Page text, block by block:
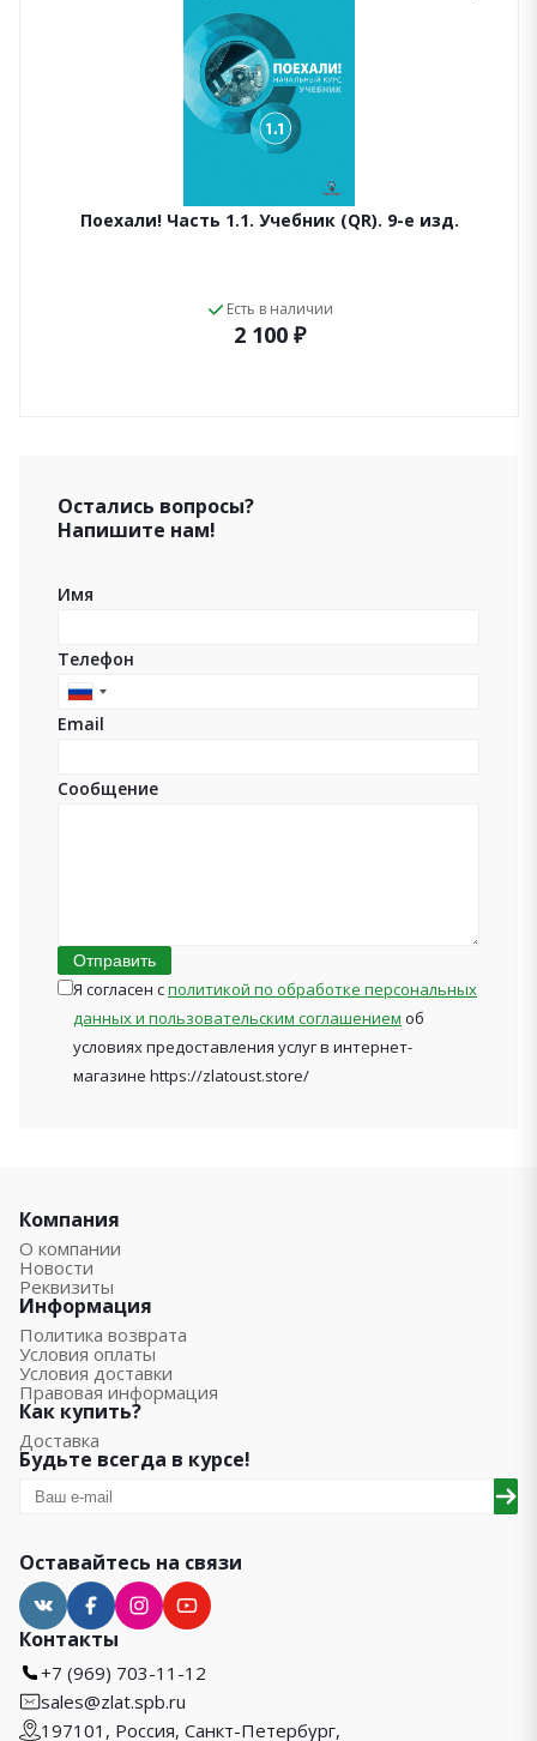
Поехали! Часть 1.1. Учебник (QR). 9-е изд.
Есть в наличии
2 100 ₽
Остались вопросы?
Напишите нам!
Имя
Телефон
Russia
+7
Email
Сообщение
Отправить
Я согласен сполитикой по обработке персональных
данных и пользовательским соглашением об
условиях предоставления услуг в интернет-
магазине https://zlatoust.store/
Компания
О компании
Новости
Реквизиты
Информация
Политика возврата
Условия оплаты
Условия доставки
Правовая информация
Как купить?
Доставка
Будьте всегда в курсе!
Оставайтесь на связи
Контакты
+7 (969) 703-11-12
sales@zlat.spb.ru
197101, Россия, Санкт-Петербург,